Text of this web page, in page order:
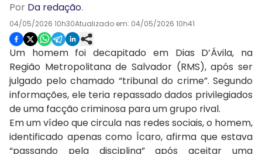
Por Da redação.
04/05/2026 10h30Atualizado em: 04/05/2026 10h41
Um homem foi decapitado em Dias D’Ávila, na
Região Metropolitana de Salvador (RMS), após ser
julgado pelo chamado “tribunal do crime”. Segundo
informações, ele teria repassado dados privilegiados
de uma facção criminosa para um grupo rival.
Em um vídeo que circula nas redes sociais, o homem,
identificado apenas como Ícaro, afirma que estava
“passando pela disciplina” após aceitar uma